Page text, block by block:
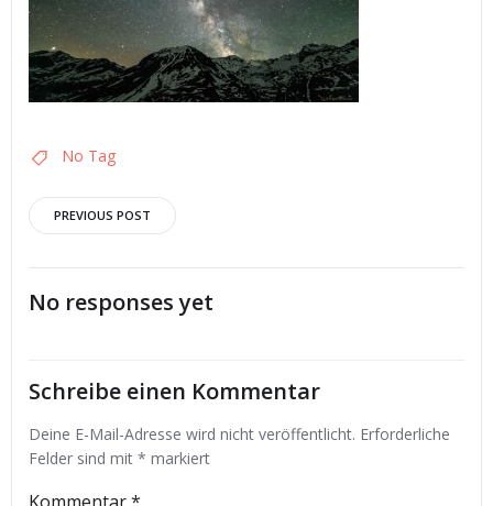
No Tag
Post
navigation
PREVIOUS POST
No responses yet
Schreibe einen Kommentar
Deine E-Mail-Adresse wird nicht veröffentlicht. Erforderliche
Felder sind mit * markiert